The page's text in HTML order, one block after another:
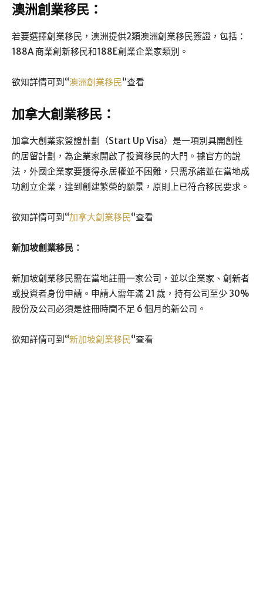
澳洲創業移民：
若要選擇創業移民，澳洲提供2類澳洲創業移民簽證，包括：
188A 商業創新移民和188E創業企業家類別。
欲知詳情可到“澳洲創業移民“查看
加拿大創業移民：
加拿大創業家簽證計劃（Start Up Visa）是一項別具開創性
的居留計劃，為企業家開啟了投資移民的大門。據官方的說
法，外國企業家要獲得永居權並不困難，只需承諾並在當地成
功創立企業，達到創建繁榮的願景，原則上已符合移民要求。
欲知詳情可到“加拿大創業移民“查看
新加坡創業移民：
新加坡創業移民需在當地註冊一家公司，並以企業家、創新者
或投資者身份申請。申請人需年滿 21 歲，持有公司至少 30%
股份及公司必須是註冊時間不足 6 個月的新公司。
欲知詳情可到“新加坡創業移民“查看